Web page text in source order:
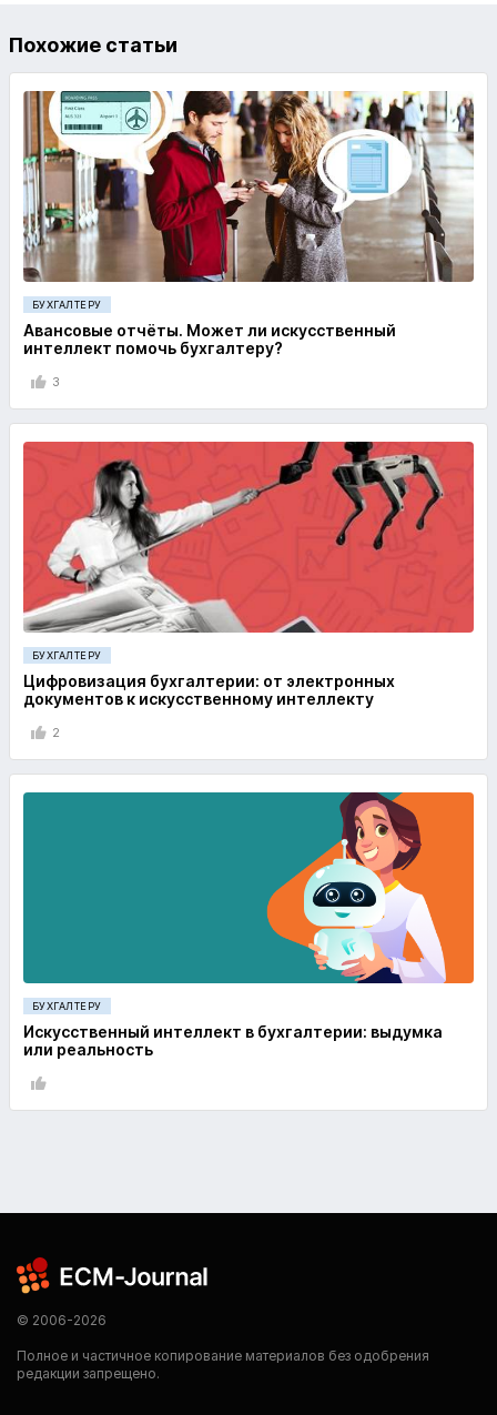
Похожие статьи
БУХГАЛТЕРУ
Авансовые отчёты. Может ли искусственный
интеллект помочь бухгалтеру?
3
БУХГАЛТЕРУ
Цифровизация бухгалтерии: от электронных
документов к искусственному интеллекту
2
БУХГАЛТЕРУ
Искусственный интеллект в бухгалтерии: выдумка
или реальность
© 2006-2026
Полное и частичное копирование материалов без одобрения
редакции запрещено.